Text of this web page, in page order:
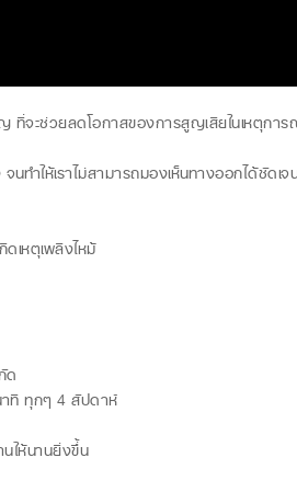
จะช่วยลดโอกาสของการสูญเสียในเหตุกา
นทำให้เราไม่สามารถมองเห็นทางออกได้ชัดเ
เหตุเพลิงไหม้
ด
ที ทุกๆ 4 สัปดาห์
ให้นานยิ่งขึ่้น